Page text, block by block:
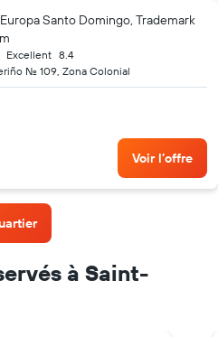
Santo Domingo, Trademark
Excellent 8.4
No. 109, Zona Colonial
Voir l’offre
à Saint-